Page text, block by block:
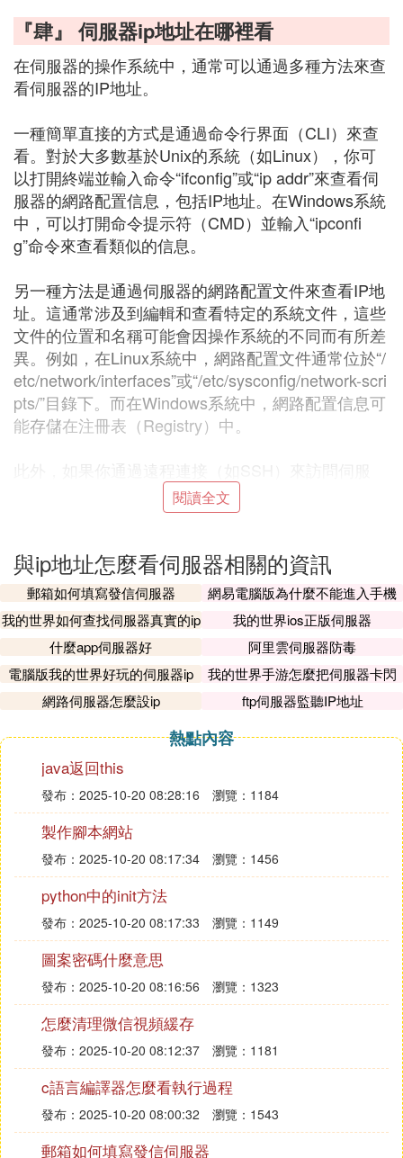
『肆』 伺服器ip地址在哪裡看
在伺服器的操作系統中，通常可以通過多種方法來查
看伺服器的IP地址。
一種簡單直接的方式是通過命令行界面（CLI）來查
看。對於大多數基於Unix的系統（如Linux），你可
以打開終端並輸入命令“ifconfig”或“ip addr”來查看伺
服器的網路配置信息，包括IP地址。在Windows系統
中，可以打開命令提示符（CMD）並輸入“ipconfi
g”命令來查看類似的信息。
另一種方法是通過伺服器的網路配置文件來查看IP地
址。這通常涉及到編輯和查看特定的系統文件，這些
文件的位置和名稱可能會因操作系統的不同而有所差
異。例如，在Linux系統中，網路配置文件通常位於“/
etc/network/interfaces”或“/etc/sysconfig/network-scri
pts/”目錄下。而在Windows系統中，網路配置信息可
能存儲在注冊表（Registry）中。
器，那麼你可以在連接時看到的連接信息中找到伺服
器的IP地址。同時，許多伺服器管理軟體或平台（如
（GUI）中查看伺服器IP地址的功能，這對於不熟悉
命令行操作的用戶來說可能更為友好。
無論你選擇哪種方法，重要的是要確保你擁有足夠的
許可權來查看這些信息，因為訪問網路配置通常需要
管理員或root級別的許可權。同時，了解伺服器的網
路配置也是進行網路管理和故障排除的重要基礎知
識。
『伍』 怎麼查看
怎麼查看電腦伺服器的ip地址和埠？
以win10為例，在桌面模式下，右鍵單擊「開始」按
鈕，彈出右鍵菜單，點擊「運行」，運行中輸入cmd
再點擊「確定」按鈕，進入命令提示窗口，輸入ipco
nfig/all指示命令之後按一下回車鍵，這個時候就可以
看到電腦的伺服器的ip地址了。接下來在命令提示框
內輸入命令「netstat -an」然後再按一下回車，按了
回車之後，就可以看到你電腦所有埠的信息了。
IP地址
互聯網協議地址，縮寫為IP地址（IP Address）。IP
地址是IP協議提供的一種統一的地址格式，它為互聯
網上的每一個網路和每一台主機分配一個邏輯地址，
閱讀全文
與ip地址怎麼看伺服器相關的資訊
郵箱如何填寫發信伺服器
網易電腦版為什麼不能進入手機
伺服器
我的世界如何查找伺服器真實的ip
我的世界ios正版伺服器
什麼app伺服器好
阿里雲伺服器防毒
電腦版我的世界好玩的伺服器ip
我的世界手游怎麼把伺服器卡閃
退
網路伺服器怎麼設ip ftp伺服器監聽IP地址
熱點內容
java返回this
發布：2025-10-20 08:28:16 瀏覽：1184
製作腳本網站
發布：2025-10-20 08:17:34 瀏覽：1456
python中的init方法
發布：2025-10-20 08:17:33 瀏覽：1149
圖案密碼什麼意思
發布：2025-10-20 08:16:56 瀏覽：1323
怎麼清理微信視頻緩存
發布：2025-10-20 08:12:37 瀏覽：1181
c語言編譯器怎麼看執行過程
發布：2025-10-20 08:00:32 瀏覽：1543
郵箱如何填寫發信伺服器